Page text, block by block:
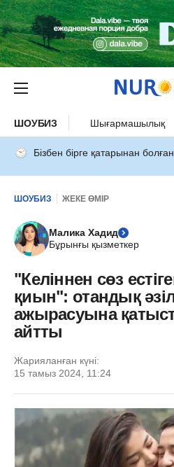
ШОУБИЗ Шығармашылық
Бізбен бірге қатарынан болған
ШОУБИЗ ЖЕКЕ ӨМІР
Малика Хадид
Бұрынғы қызметкер
"Келіннен сөз
қиын": отандық
ажырасуына
айтты
Жарияланған күні:
15 тамыз 2024, 11:24